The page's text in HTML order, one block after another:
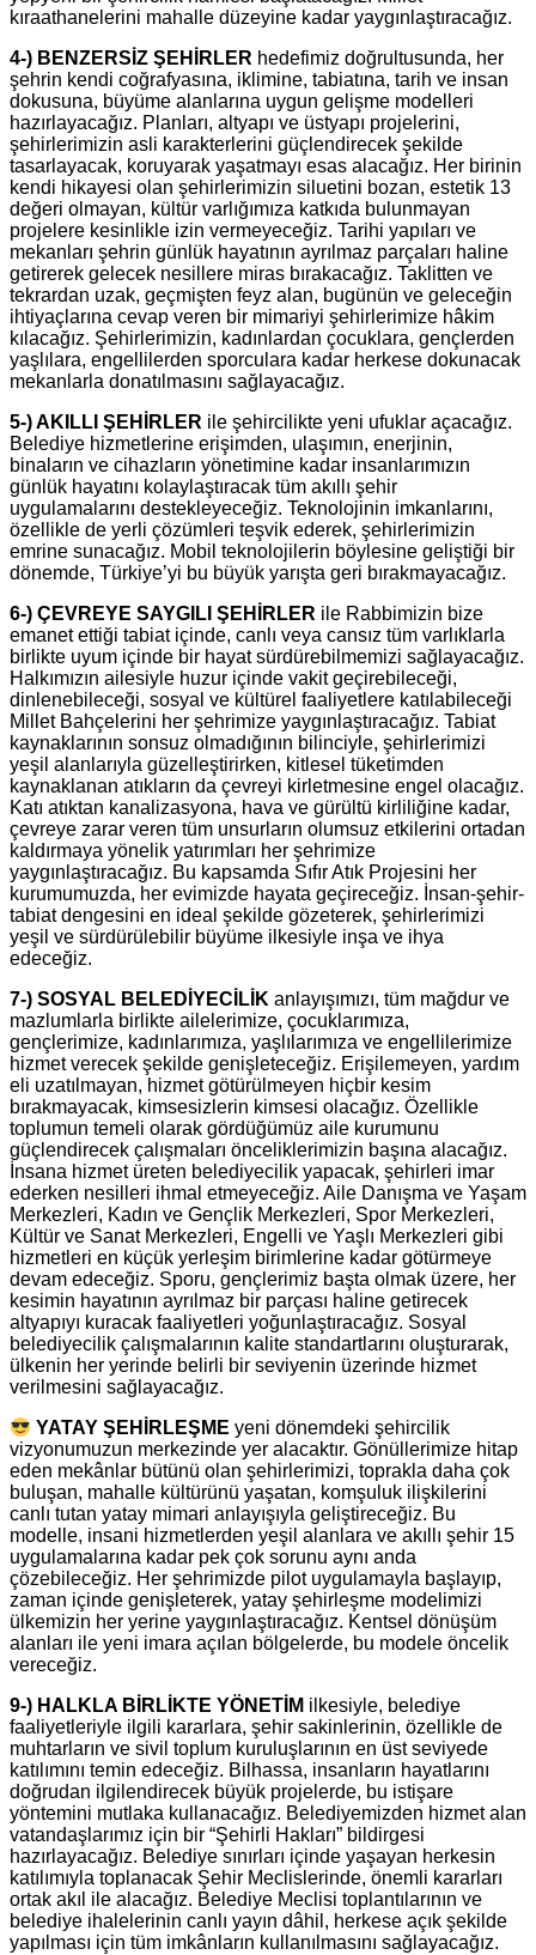
kıraathanelerini mahalle düzeyine kadar yaygınlaştıracağız.
4-) BENZERSİZ ŞEHİRLER hedefimiz doğrultusunda, her
şehrin kendi coğrafyasına, iklimine, tabiatına, tarih ve insan
dokusuna, büyüme alanlarına uygun gelişme modelleri
hazırlayacağız. Planları, altyapı ve üstyapı projelerini,
şehirlerimizin asli karakterlerini güçlendirecek şekilde
tasarlayacak, koruyarak yaşatmayı esas alacağız. Her birinin
kendi hikayesi olan şehirlerimizin siluetini bozan, estetik 13
değeri olmayan, kültür varlığımıza katkıda bulunmayan
projelere kesinlikle izin vermeyeceğiz. Tarihi yapıları ve
mekanları şehrin günlük hayatının ayrılmaz parçaları haline
getirerek gelecek nesillere miras bırakacağız. Taklitten ve
tekrardan uzak, geçmişten feyz alan, bugünün ve geleceğin
ihtiyaçlarına cevap veren bir mimariyi şehirlerimize hâkim
kılacağız. Şehirlerimizin, kadınlardan çocuklara, gençlerden
yaşlılara, engellilerden sporculara kadar herkese dokunacak
mekanlarla donatılmasını sağlayacağız.
5-) AKILLI ŞEHİRLER ile şehircilikte yeni ufuklar açacağız.
Belediye hizmetlerine erişimden, ulaşımın, enerjinin,
binaların ve cihazların yönetimine kadar insanlarımızın
günlük hayatını kolaylaştıracak tüm akıllı şehir
uygulamalarını destekleyeceğiz. Teknolojinin imkanlarını,
özellikle de yerli çözümleri teşvik ederek, şehirlerimizin
emrine sunacağız. Mobil teknolojilerin böylesine geliştiği bir
dönemde, Türkiye’yi bu büyük yarışta geri bırakmayacağız.
6-) ÇEVREYE SAYGILI ŞEHİRLER ile Rabbimizin bize
emanet ettiği tabiat içinde, canlı veya cansız tüm varlıklarla
birlikte uyum içinde bir hayat sürdürebilmemizi sağlayacağız.
Halkımızın ailesiyle huzur içinde vakit geçirebileceği,
dinlenebileceği, sosyal ve kültürel faaliyetlere katılabileceği
Millet Bahçelerini her şehrimize yaygınlaştıracağız. Tabiat
kaynaklarının sonsuz olmadığının bilinciyle, şehirlerimizi
yeşil alanlarıyla güzelleştirirken, kitlesel tüketimden
kaynaklanan atıkların da çevreyi kirletmesine engel olacağız.
Katı atıktan kanalizasyona, hava ve gürültü kirliliğine kadar,
çevreye zarar veren tüm unsurların olumsuz etkilerini ortadan
kaldırmaya yönelik yatırımları her şehrimize
yaygınlaştıracağız. Bu kapsamda Sıfır Atık Projesini her
kurumumuzda, her evimizde hayata geçireceğiz. İnsan-şehir-
tabiat dengesini en ideal şekilde gözeterek, şehirlerimizi
yeşil ve sürdürülebilir büyüme ilkesiyle inşa ve ihya
edeceğiz.
7-) SOSYAL BELEDİYECİLİK anlayışımızı, tüm mağdur ve
mazlumlarla birlikte ailelerimize, çocuklarımıza,
gençlerimize, kadınlarımıza, yaşlılarımıza ve engellilerimize
hizmet verecek şekilde genişleteceğiz. Erişilemeyen, yardım
eli uzatılmayan, hizmet götürülmeyen hiçbir kesim
bırakmayacak, kimsesizlerin kimsesi olacağız. Özellikle
toplumun temeli olarak gördüğümüz aile kurumunu
güçlendirecek çalışmaları önceliklerimizin başına alacağız.
İnsana hizmet üreten belediyecilik yapacak, şehirleri imar
ederken nesilleri ihmal etmeyeceğiz. Aile Danışma ve Yaşam
Merkezleri, Kadın ve Gençlik Merkezleri, Spor Merkezleri,
Kültür ve Sanat Merkezleri, Engelli ve Yaşlı Merkezleri gibi
hizmetleri en küçük yerleşim birimlerine kadar götürmeye
devam edeceğiz. Sporu, gençlerimiz başta olmak üzere, her
kesimin hayatının ayrılmaz bir parçası haline getirecek
altyapıyı kuracak faaliyetleri yoğunlaştıracağız. Sosyal
belediyecilik çalışmalarının kalite standartlarını oluşturarak,
ülkenin her yerinde belirli bir seviyenin üzerinde hizmet
verilmesini sağlayacağız.
YATAY ŞEHİRLEŞME yeni dönemdeki şehircilik
vizyonumuzun merkezinde yer alacaktır. Gönüllerimize hitap
eden mekânlar bütünü olan şehirlerimizi, toprakla daha çok
buluşan, mahalle kültürünü yaşatan, komşuluk ilişkilerini
canlı tutan yatay mimari anlayışıyla geliştireceğiz. Bu
modelle, insani hizmetlerden yeşil alanlara ve akıllı şehir 15
uygulamalarına kadar pek çok sorunu aynı anda
çözebileceğiz. Her şehrimizde pilot uygulamayla başlayıp,
zaman içinde genişleterek, yatay şehirleşme modelimizi
ülkemizin her yerine yaygınlaştıracağız. Kentsel dönüşüm
alanları ile yeni imara açılan bölgelerde, bu modele öncelik
vereceğiz.
9-) HALKLA BİRLİKTE YÖNETİM ilkesiyle, belediye
faaliyetleriyle ilgili kararlara, şehir sakinlerinin, özellikle de
muhtarların ve sivil toplum kuruluşlarının en üst seviyede
katılımını temin edeceğiz. Bilhassa, insanların hayatlarını
doğrudan ilgilendirecek büyük projelerde, bu istişare
yöntemini mutlaka kullanacağız. Belediyemizden hizmet alan
vatandaşlarımız için bir “Şehirli Hakları” bildirgesi
hazırlayacağız. Belediye sınırları içinde yaşayan herkesin
katılımıyla toplanacak Şehir Meclislerinde, önemli kararları
ortak akıl ile alacağız. Belediye Meclisi toplantılarının ve
belediye ihalelerinin canlı yayın dâhil, herkese açık şekilde
yapılması için tüm imkânların kullanılmasını sağlayacağız.